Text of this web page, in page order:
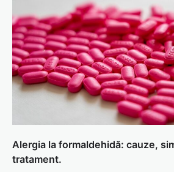
Alergia la formaldehidă: cauze,
tratament.